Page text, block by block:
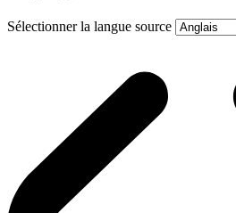
Sélectionner la langue source